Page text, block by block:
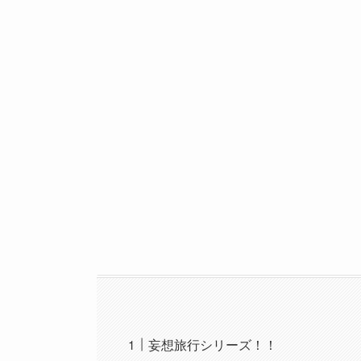
妄想旅行シリーズ！！